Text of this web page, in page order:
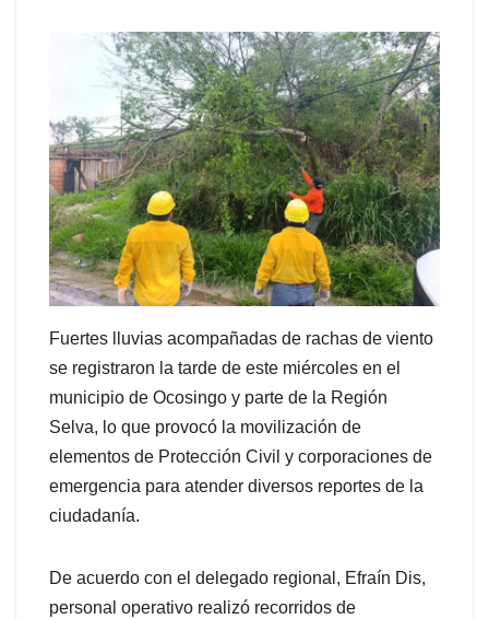
Fuertes lluvias acompañadas de rachas de viento
se registraron la tarde de este miércoles en el
municipio de Ocosingo y parte de la Región
Selva, lo que provocó la movilización de
elementos de Protección Civil y corporaciones de
emergencia para atender diversos reportes de la
ciudadanía.
De acuerdo con el delegado regional, Efraín Dis,
personal operativo realizó recorridos de